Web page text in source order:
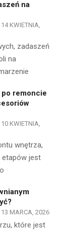
na
14 KWIETNIA,
zadaszeń
na
remoncie
10 KWIETNIA,
wnętrza,
etapów jest
13 MARCA, 2026
które jest